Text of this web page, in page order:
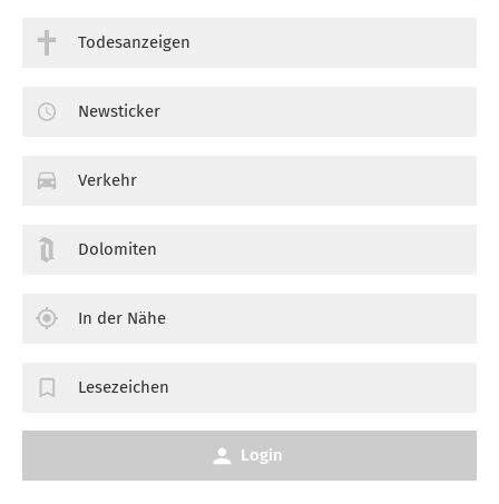
Todesanzeigen
Newsticker
Verkehr
Dolomiten
In der Nähe
Lesezeichen
Login